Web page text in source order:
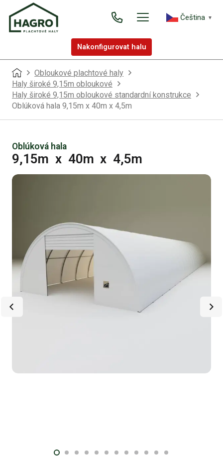
Čeština‎ ▼
Nakonfigurovat halu
Obloukové plachtové haly
Haly široké 9,15m obloukové
Haly široké 9,15m obloukové standardní konstrukce
Oblúková hala 9,15m x 40m x 4,5m
Oblúková hala
9,15m x 40m x 4,5m